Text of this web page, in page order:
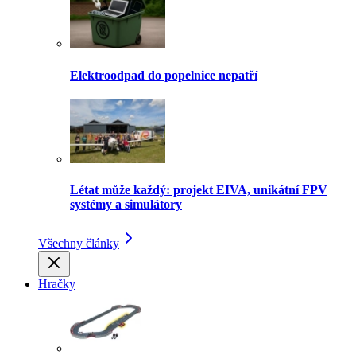
Elektroodpad do popelnice nepatří
Létat může každý: projekt EIVA, unikátní FPV
systémy a simulátory
Všechny články
Hračky